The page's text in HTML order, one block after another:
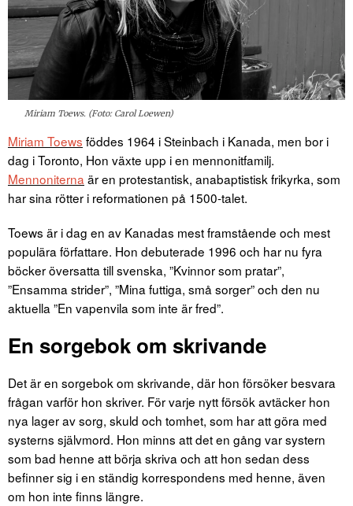
Miriam Toews. (Foto: Carol Loewen)
Miriam Toews föddes 1964 i Steinbach i Kanada, men bor i
dag i Toronto, Hon växte upp i en mennonitfamilj.
Mennoniterna är en protestantisk, anabaptistisk frikyrka, som
har sina rötter i reformationen på 1500-talet.
Toews är i dag en av Kanadas mest framstående och mest
populära författare. Hon debuterade 1996 och har nu fyra
böcker översatta till svenska, ”Kvinnor som pratar”,
”Ensamma strider”, ”Mina futtiga, små sorger” och den nu
aktuella ”En vapenvila som inte är fred”.
En sorgebok om skrivande
Det är en sorgebok om skrivande, där hon försöker besvara
frågan varför hon skriver. För varje nytt försök avtäcker hon
nya lager av sorg, skuld och tomhet, som har att göra med
systerns självmord. Hon minns att det en gång var systern
som bad henne att börja skriva och att hon sedan dess
befinner sig i en ständig korrespondens med henne, även
om hon inte finns längre.